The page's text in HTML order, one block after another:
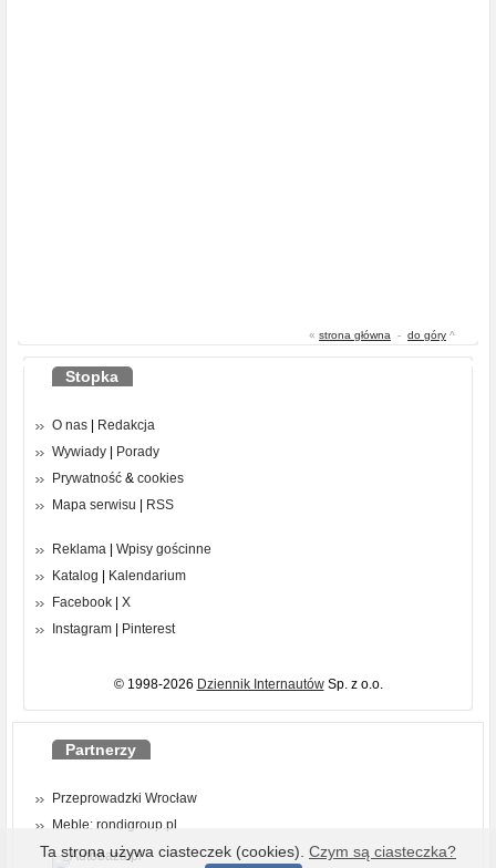
« strona główna - do góry ^
Stopka
O nas | Redakcja
Wywiady | Porady
Prywatność & cookies
Mapa serwisu | RSS
Reklama | Wpisy gościnne
Katalog | Kalendarium
Facebook | X
Instagram | Pinterest
© 1998-2026 Dziennik InternautówSp. z o.o.
Partnerzy
Przeprowadzki Wrocław
Meble: rondigroup.pl
Ta strona używa ciasteczek (cookies). Czym są ciasteczka?